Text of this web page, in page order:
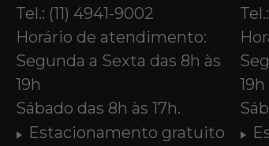
Tel.: (11) 4941-9002
Horário de atendimento:
Segunda a Sexta das 8h às
19h
Sábado das 8h às 17h.
Estacionamento gratuito
19h